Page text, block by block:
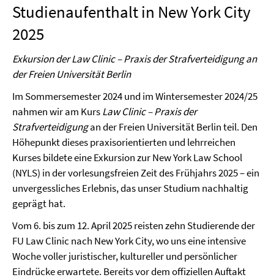
Studienaufenthalt in New York City
2025
Exkursion der Law Clinic – Praxis der Strafverteidigung an
der Freien Universität Berlin
Im Sommersemester 2024 und im Wintersemester 2024/25
nahmen wir am KursLaw Clinic – Praxis der
Strafverteidigungan der Freien Universität Berlin teil. Den
Höhepunkt dieses praxisorientierten und lehrreichen
Kurses bildete eine Exkursion zur New York Law School
(NYLS) in der vorlesungsfreien Zeit des Frühjahrs 2025 – ein
unvergessliches Erlebnis, das unser Studium nachhaltig
geprägt hat.
Vom 6. bis zum 12. April 2025 reisten zehn Studierende der
FU Law Clinic nach New York City, wo uns eine intensive
Woche voller juristischer, kultureller und persönlicher
Eindrücke erwartete. Bereits vor dem offiziellen Auftakt